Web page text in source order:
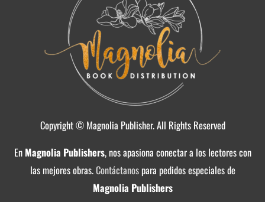
Copyright © Magnolia Publisher. All Rights Reserved
En Magnolia Publishers, nos apasiona conectar a los lectores con
las mejores obras.Contáctanospara pedidos especiales de
Magnolia Publishers